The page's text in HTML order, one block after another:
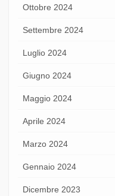
Ottobre 2024
Settembre 2024
Luglio 2024
Giugno 2024
Maggio 2024
Aprile 2024
Marzo 2024
Gennaio 2024
Dicembre 2023